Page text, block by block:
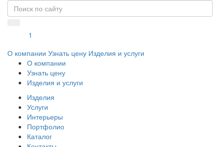
1
О компании Узнать цену Изделия и услуги
О компании
Узнать цену
Изделия и услуги
Изделия
Услуги
Интерьеры
Портфолио
Каталог